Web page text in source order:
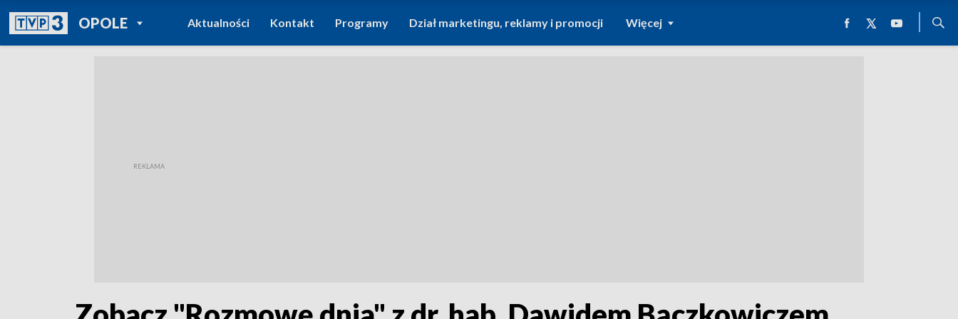
OPOLEPOWRÓT DO
TVP REGIONY
Aktualności Kontakt Programy Dział marketingu, reklamy i promocji Więcej